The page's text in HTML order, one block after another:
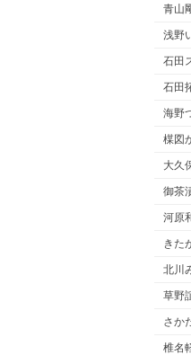
青山
浅野
石田
石田
海野
楳図
大久
御茶
河原
きた
北川
草野
さか
椎名